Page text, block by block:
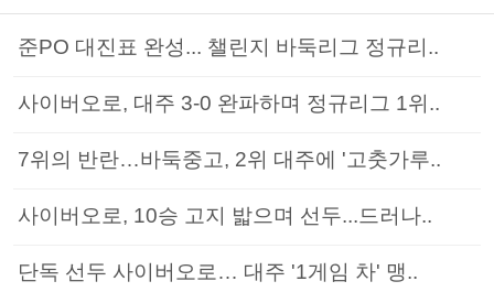
준PO 대진표 완성... 챌린지 바둑리그 정규리..
사이버오로, 대주 3-0 완파하며 정규리그 1위..
7위의 반란…바둑중고, 2위 대주에 '고춧가루..
사이버오로, 10승 고지 밟으며 선두...드러나..
단독 선두 사이버오로… 대주 '1게임 차' 맹..